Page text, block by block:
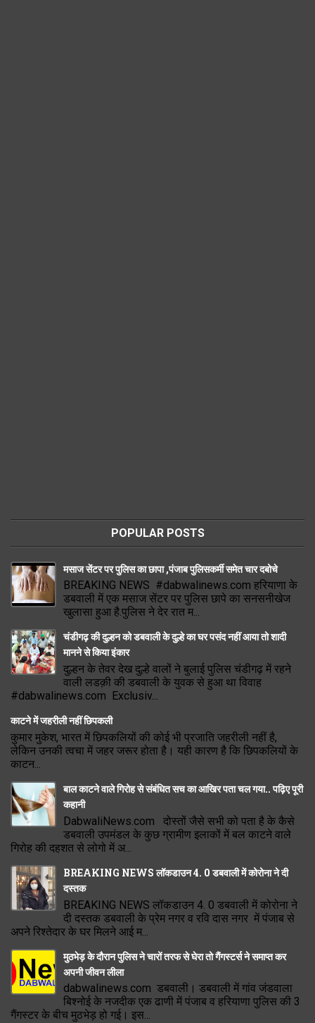
POPULAR POSTS
मसाज सेंटर पर पुलिस का छापा ,पंजाब पुलिसकर्मी समेत चार दबोचे
BREAKING NEWS #dabwalinews.com हरियाणा के
डबवाली में एक मसाज सेंटर पर पुलिस छापे का सनसनीखेज
खुलासा हुआ है.पुलिस ने देर रात म...
चंडीगढ़ की दुल्हन को डबवाली के दुल्हे का घर पसंद नहीं आया तो शादी
मानने से किया इंकार
दुल्हन के तेवर देख दुल्हे वालों ने बुलाई पुलिस चंडीगढ़ में रहने
वाली लडक़ी की डबवाली के युवक से हुआ था विवाह
#dabwalinews.com Exclusiv...
काटने में जहरीली नहीं छिपकली
कुमार मुकेश, भारत में छिपकलियों की कोई भी प्रजाति जहरीली नहीं है,
लेकिन उनकी त्वचा में जहर जरूर होता है। यही कारण है कि छिपकलियों के
काटन...
बाल काटने वाले गिरोह से संबंधित सच का आखिर पता चल गया.. पढ़िए पूरी
कहानी
DabwaliNews.com दोस्तों जैसे सभी को पता है के कैसे
डबवाली उपमंडल के कुछ ग्रामीण इलाकों में बल काटने वाले
गिरोह की दहशत से लोगो में अ...
BREAKING NEWS लॉकडाउन 4. 0 डबवाली में कोरोना ने दी
दस्तक
BREAKING NEWS लॉकडाउन 4. 0 डबवाली में कोरोना ने
दी दस्तक डबवाली के प्रेम नगर व रवि दास नगर में पंजाब से
अपने रिश्तेदार के घर मिलने आई म...
मुठभेड़ के दौरान पुलिस ने चारों तरफ से घेरा तो गैंगस्टर्स ने समाप्त कर
अपनी जीवन लीला
dabwalinews.com डबवाली। डबवाली में गांव जंडवाला
बिश्नोई के नजदीक एक ढाणी में पंजाब व हरियाणा पुलिस की 3
गैंगस्टर के बीच मुठभेड़ हो गई। इस...